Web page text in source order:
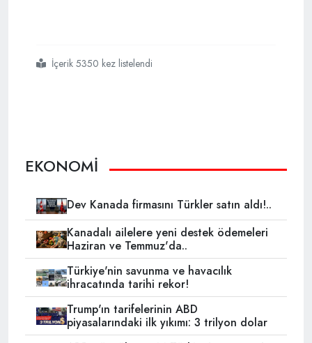
#saldırının
#merkez
#üssü
#londraİçerik 5350 kez listelendi
EKONOMİ
Dev Kanada firmasını Türkler satın aldı!..
Kanadalı ailelere yeni destek ödemeleri
Haziran ve Temmuz'da..
Türkiye'nin savunma ve havacılık
ihracatında tarihi rekor!
Trump'ın tarifelerinin ABD
piyasalarındaki ilk yıkımı: 3 trilyon dolar